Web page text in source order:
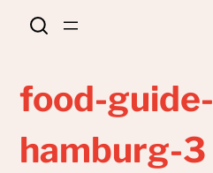
food-guide-
hamburg-3